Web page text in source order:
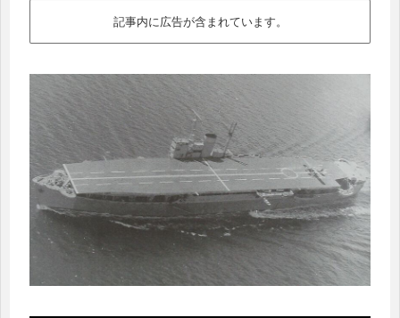
記事内に広告が含まれています。